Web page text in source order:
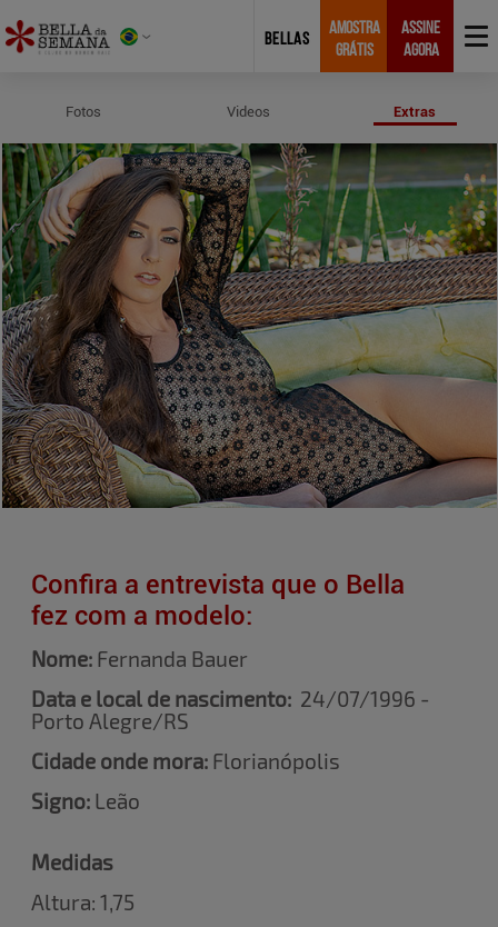
BELLAS
AMOSTRA
GRÁTIS
ASSINE
AGORA
Fotos Videos Extras
Confira a entrevista que o Bella
fez com a modelo:
Nome: Fernanda Bauer
Data e local de nascimento: 24/07/1996 -
Porto Alegre/RS
Cidade onde mora: Florianópolis
Signo: Leão
Medidas
Altura: 1,75